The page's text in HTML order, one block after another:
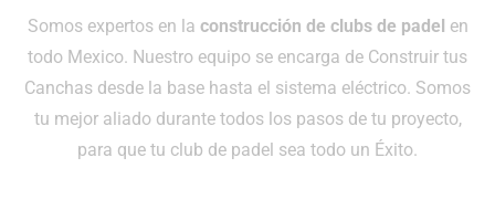
Somos expertos en la construcción de clubs de padel en
todo Mexico. Nuestro equipo se encarga de Construir tus
Canchas desde la base hasta el sistema eléctrico. Somos
tu mejor aliado durante todos los pasos de tu proyecto,
para que tu club de padel sea todo un Éxito.